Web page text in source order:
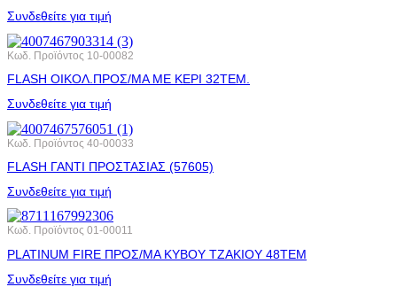
Συνδεθείτε για τιμή
Κωδ. Προϊόντος 10-00082
FLASH ΟΙΚΟΛ.ΠΡΟΣ/ΜΑ ΜΕ ΚΕΡΙ 32ΤΕΜ.
Συνδεθείτε για τιμή
Κωδ. Προϊόντος 40-00033
FLASH ΓΑΝΤΙ ΠΡΟΣΤΑΣΙΑΣ (57605)
Συνδεθείτε για τιμή
Κωδ. Προϊόντος 01-00011
PLATINUM FIRE ΠΡΟΣ/ΜΑ ΚΥΒΟΥ ΤΖΑΚΙΟΥ 48ΤΕΜ
Συνδεθείτε για τιμή